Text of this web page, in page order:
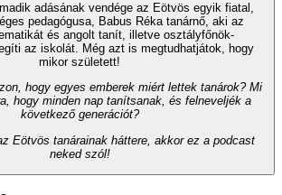
adásának vendége az Eötvös egyik fiatal,
pedagógusa, Babus Réka tanárnő, aki az
és angolt tanít, illetve osztályfőnök-
az iskolát. Még azt is megtudhatjátok, hogy
mikor született!
hogy egyes emberek miért lettek tanárok? Mi
hogy minden nap tanítsanak, és felneveljék a
következő generációt?
Eötvös tanárainak háttere, akkor ez a podcast
neked szól!